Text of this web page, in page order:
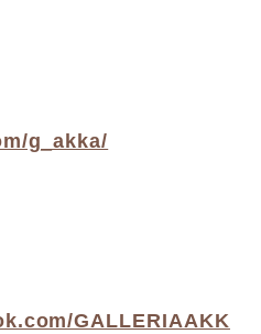
g_akka/
GALLERIAAKK